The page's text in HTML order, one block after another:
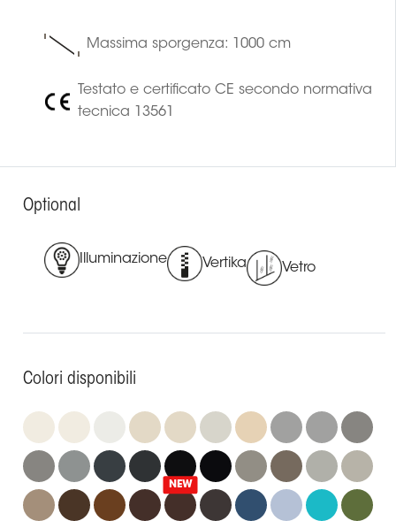
Massima sporgenza: 1000 cm
Testato e certificato CE secondo normativa
tecnica 13561
Optional
Illuminazione Vertika Vetro
Colori disponibili